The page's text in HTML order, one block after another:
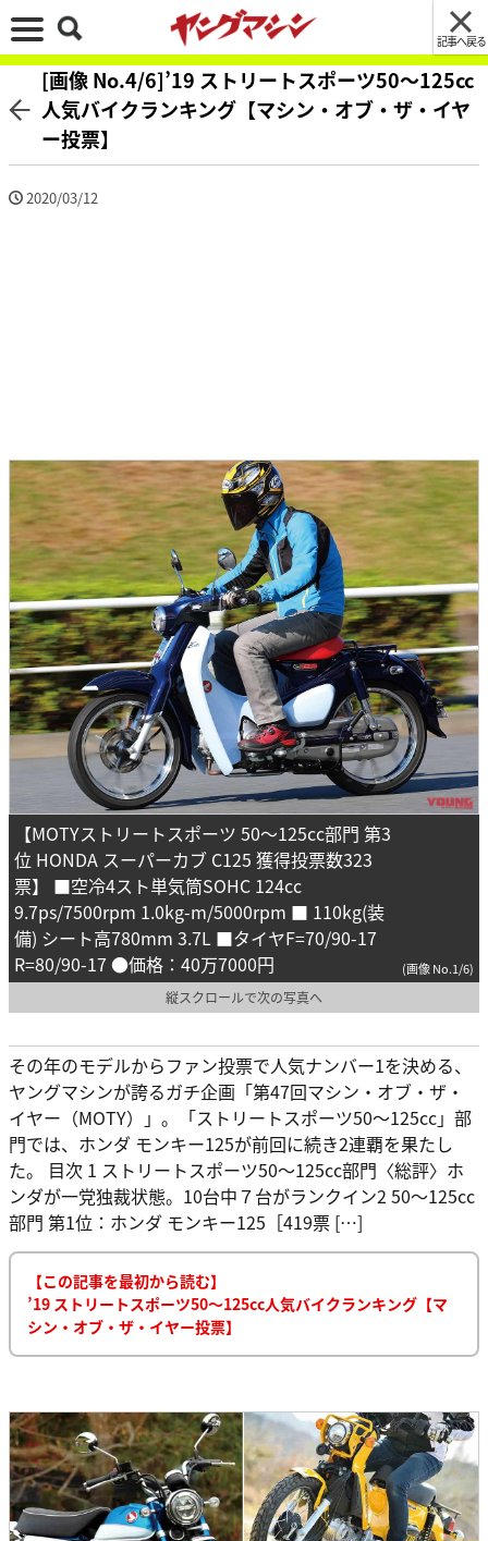
記事へ戻る
[画像 No.4/6]’19 ストリートスポーツ50〜125cc
人気バイクランキング【マシン・オブ・ザ・イヤ
ー投票】
2020/03/12
【MOTYストリートスポーツ 50～125cc部門 第3
位 HONDA スーパーカブ C125 獲得投票数323
票】 ■空冷4スト単気筒SOHC 124cc
9.7ps/7500rpm 1.0kg-m/5000rpm ■ 110kg(装
備) シート高780mm 3.7L ■タイヤF=70/90-17
R=80/90-17 ●価格：40万7000円
(画像 No.1/6)
縦スクロールで次の写真へ
その年のモデルからファン投票で人気ナンバー1を決める、
ヤングマシンが誇るガチ企画「第47回マシン・オブ・ザ・
イヤー（MOTY）」。「ストリートスポーツ50〜125cc」部
門では、ホンダ モンキー125が前回に続き2連覇を果たし
た。 目次 1 ストリートスポーツ50〜125cc部門〈総評〉ホ
ンダが一党独裁状態。10台中７台がランクイン2 50～125cc
部門 第1位：ホンダ モンキー125［419票 […]
【この記事を最初から読む】
’19 ストリートスポーツ50〜125cc人気バイクランキング【マ
シン・オブ・ザ・イヤー投票】